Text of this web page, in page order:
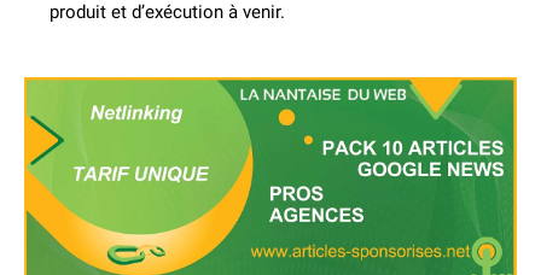
produit et d’exécution à venir.